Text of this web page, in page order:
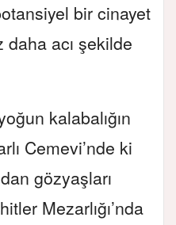
bir cinayet
daha acı şekilde
kalabalığın
Cemevi’nde ki
gözyaşları
Mezarlığı’nda